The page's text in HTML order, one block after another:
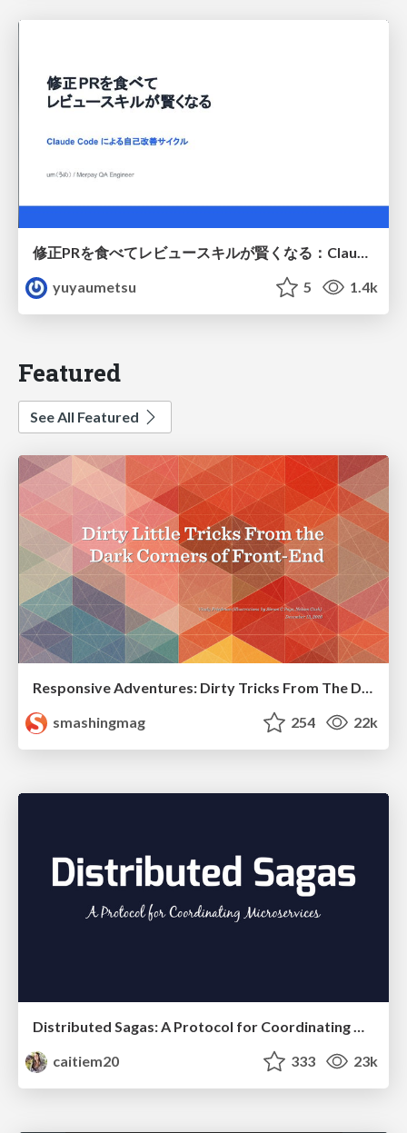
修正PRを食べてレビュースキルが賢くなる：Claude Codeによる自己改善サイクル
yuyaumetsu
5 1.4k
Featured
See All Featured
Responsive Adventures: Dirty Tricks From The Dark Corners of Front-End
smashingmag
254 22k
Distributed Sagas: A Protocol for Coordinating Microservices
caitiem20
333 23k